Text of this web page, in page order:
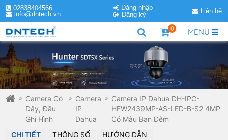
02838404566
info@dntech.vn
Đăng nhập
Đăng ký
Liên hệ
MENU
0
Camera Có
Dây, Đầu
Ghi Hình
Camera
IP
Dahua
Camera IP Dahua DH-IPC-
HFW2439MP-AS-LED-B-S2 4MP
Có Màu Ban Đêm
CHI TIẾT
THÔNG SỐ HƯỚNG DẪN